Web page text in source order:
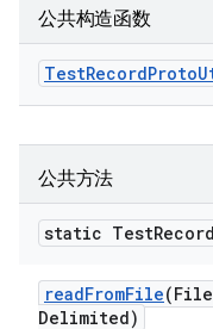
公共构造函数
TestRecordProto
公共方法
static TestRecord
readFromFile
Delimited)